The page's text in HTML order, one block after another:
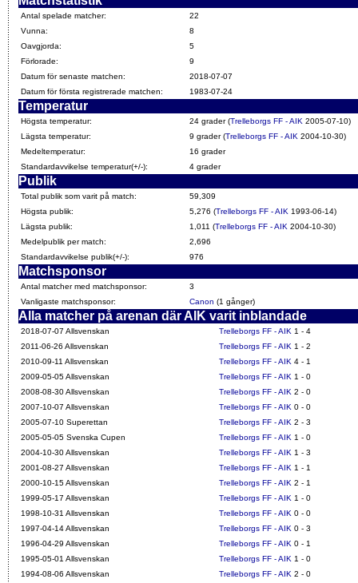
Antal spelade matcher:
22
Vunna:
8
Oavgjorda:
5
Förlorade:
9
Datum för senaste matchen:
2018-07-07
Datum för första registrerade matchen:
1983-07-24
Temperatur
Högsta temperatur: 24 grader (Trelleborgs FF - AIK 2005-07-10)
Lägsta temperatur:
9 grader (Trelleborgs FF - AIK 2004-10-30)
Medeltemperatur:
16 grader
Standardavvikelse temperatur(+/-):
4 grader
Publik
Total publik som varit på match:
59,309
Högsta publik:
5,276 (Trelleborgs FF - AIK 1993-06-14)
Lägsta publik:
1,011 (Trelleborgs FF - AIK 2004-10-30)
Medelpublik per match:
2,696
Standardavvikelse publik(+/-):
976
Matchsponsor
Antal matcher med matchsponsor:
3
Vanligaste matchsponsor:
Canon (1 gånger)
Alla matcher på arenan där AIK varit inblandade
2018-07-07 Allsvenskan Trelleborgs FF - AIK 1 - 4
2011-06-26 Allsvenskan
Trelleborgs FF - AIK 1 - 2
2010-09-11 Allsvenskan
Trelleborgs FF - AIK 4 - 1
2009-05-05 Allsvenskan
Trelleborgs FF - AIK 1 - 0
2008-08-30 Allsvenskan
Trelleborgs FF - AIK 2 - 0
2007-10-07 Allsvenskan
Trelleborgs FF - AIK 0 - 0
2005-07-10 Superettan
Trelleborgs FF - AIK 2 - 3
2005-05-05 Svenska Cupen
Trelleborgs FF - AIK 1 - 0
2004-10-30 Allsvenskan
Trelleborgs FF - AIK 1 - 3
2001-08-27 Allsvenskan
Trelleborgs FF - AIK 1 - 1
2000-10-15 Allsvenskan
Trelleborgs FF - AIK 2 - 1
1999-05-17 Allsvenskan
Trelleborgs FF - AIK 1 - 0
1998-10-31 Allsvenskan
Trelleborgs FF - AIK 0 - 0
1997-04-14 Allsvenskan
Trelleborgs FF - AIK 0 - 3
1996-04-29 Allsvenskan
Trelleborgs FF - AIK 0 - 1
1995-05-01 Allsvenskan
Trelleborgs FF - AIK 1 - 0
1994-08-06 Allsvenskan
Trelleborgs FF - AIK 2 - 0